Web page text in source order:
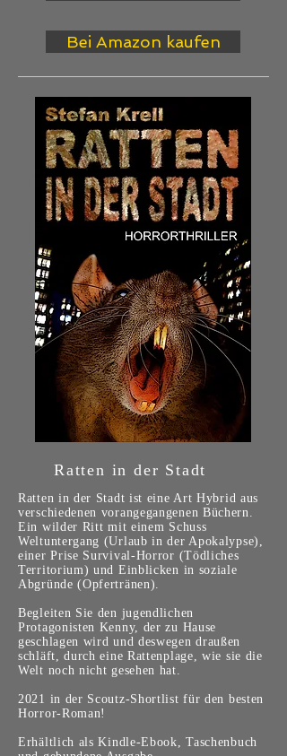
Bei Amazon kaufen
Ratten in der Stadt
Ratten in der Stadt ist eine Art Hybrid aus
verschiedenen vorangegangenen Büchern.
Ein wilder Ritt mit einem Schuss
Weltuntergang (Urlaub in der Apokalypse),
einer Prise Survival-Horror (Tödliches
Territorium) und Einblicken in soziale
Abgründe (Opfertränen).
Begleiten Sie den jugendlichen
Protagonisten Kenny, der zu Hause
geschlagen wird und deswegen draußen
schläft, durch eine Rattenplage, wie sie die
Welt noch nicht gesehen hat.
2021 in der Scoutz-Shortlist für den besten
Horror-Roman!
Erhältlich als Kindle-Ebook, Taschenbuch